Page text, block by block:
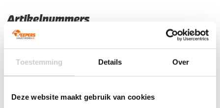
Toestemming Details Over
Deze website maakt gebruik van cookies
Artikelnummers
Let op!Houd rekening met 1-2 werkdagen extra levertijd
voor bedrukte artikelen.
keepershandschoenen ,Gras Keepershandschoenen